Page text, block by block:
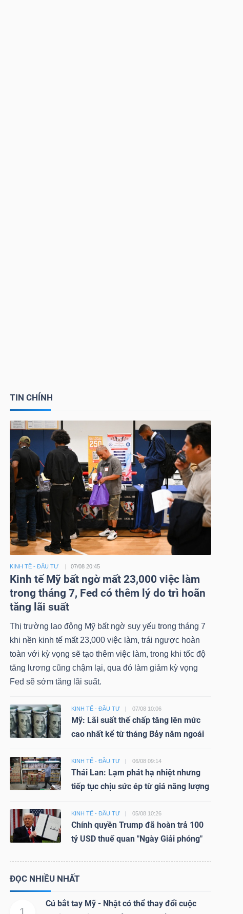
TIN CHÍNH
KINH TẾ - ĐẦU TƯ 07/08 20:45
Kinh tế Mỹ bất ngờ mất 23,000 việc làm
trong tháng 7, Fed có thêm lý do trì hoãn
tăng lãi suất
Thị trường lao động Mỹ bất ngờ suy yếu trong tháng 7
khi nền kinh tế mất 23,000 việc làm, trái ngược hoàn
toàn với kỳ vọng sẽ tạo thêm việc làm, trong khi tốc độ
tăng lương cũng chậm lại, qua đó làm giảm kỳ vọng
Fed sẽ sớm tăng lãi suất.
KINH TẾ - ĐẦU TƯ 07/08 10:06
Mỹ: Lãi suất thế chấp tăng lên mức
cao nhất kể từ tháng Bảy năm ngoái
KINH TẾ - ĐẦU TƯ 06/08 09:14
Thái Lan: Lạm phát hạ nhiệt nhưng
tiếp tục chịu sức ép từ giá năng lượng
KINH TẾ - ĐẦU TƯ 05/08 10:26
Chính quyền Trump đã hoàn trả 100
tỷ USD thuế quan "Ngày Giải phóng"
ĐỌC NHIỀU NHẤT
Cú bắt tay Mỹ - Nhật có thể thay đổi cuộc